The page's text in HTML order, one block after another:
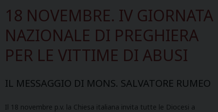
18 NOVEMBRE. IV GIORNATA
NAZIONALE DI PREGHIERA
PER LE VITTIME DI ABUSI
IL MESSAGGIO DI MONS. SALVATORE RUMEO
Il 18 novembre p.v. la Chiesa italiana invita tutte le Diocesi a